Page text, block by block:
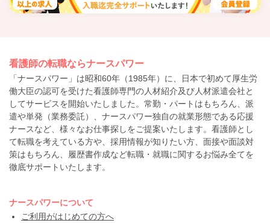
看護師の転職ならナースパワー
「ナースパワー」は昭和60年（1985年）に、日本で初めて厚生労
働大臣の認可を受けた看護師専門の人材紹介及び人材派遣会社と
してサービスを開始いたしました。常勤・パートはもちろん、派
遣や単発（業務委託）、ナースパワー独自の就業形態である応援
ナースなど、様々なお仕事探しをご提案いたします。看護師とし
て転職を考えている方や、採用情報が知りたい方、面接や面談対
策はもちろん、履歴書作成など転職・就職に関するお悩み全てを
徹底サポートいたします。
ナースパワーについて
ご利用がはじめての方へ